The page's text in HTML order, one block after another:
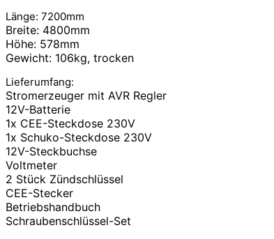
Länge: 7200mm
Breite: 4800mm
Höhe: 578mm
Gewicht: 106kg, trocken
Lieferumfang:
Stromerzeuger mit AVR Regler
12V-Batterie
1x CEE-Steckdose 230V
1x Schuko-Steckdose 230V
12V-Steckbuchse
Voltmeter
2 Stück Zündschlüssel
CEE-Stecker
Betriebshandbuch
Schraubenschlüssel-Set